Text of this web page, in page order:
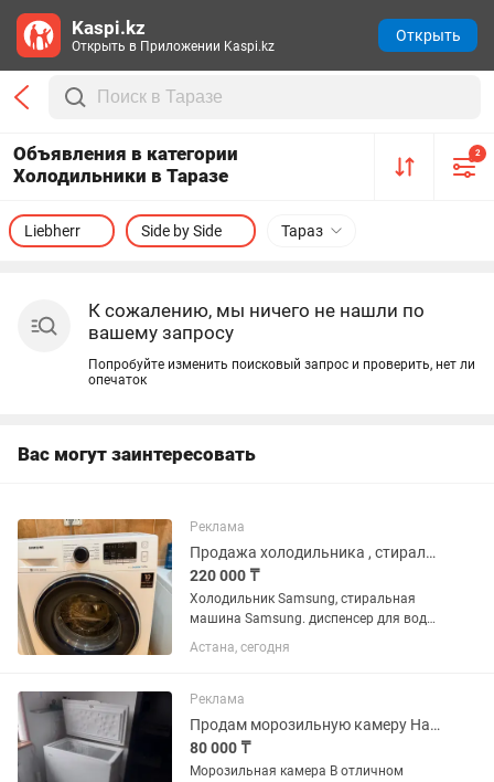
Объявления в категории
Холодильники в Таразе
2
Тараз
Liebherr Side by Side
К сожалению, мы ничего не нашли по
вашему запросу
Попробуйте изменить поисковый запрос и проверить, нет ли
опечаток
Вас могут заинтересовать
Реклама
Продажа холодильника , стиральной машины
220 000 ₸
Холодильник Samsung, стиральная
машина Samsung. диспенсер для воды
с 2-мя бутылями по 19 л. Продам все
вместе или по отдельности.
Астана, сегодня
Реклама
Продам морозильную камеру Haier
80 000 ₸
Морозильная камера В отличном
Kaspi.kz
Открыть в Приложении Kaspi.kz
Открыть